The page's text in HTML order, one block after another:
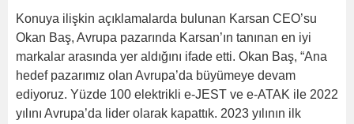
Konuya ilişkin açıklamalarda bulunan Karsan CEO’su
Okan Baş, Avrupa pazarında Karsan’ın tanınan en iyi
markalar arasında yer aldığını ifade etti. Okan Baş, “Ana
hedef pazarımız olan Avrupa’da büyümeye devam
ediyoruz. Yüzde 100 elektrikli e-JEST ve e-ATAK ile 2022
yılını Avrupa’da lider olarak kapattık. 2023 yılının ilk